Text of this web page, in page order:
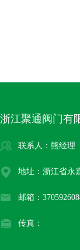
浙江聚通阀门有
联系人：熊经理
地址：浙江省永
邮箱：
传真：